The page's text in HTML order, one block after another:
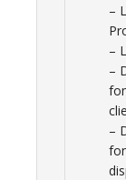
–
–
–
–